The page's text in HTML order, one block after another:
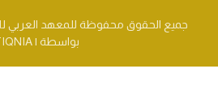
جميع الحقوق محفوظة للمعهد العربي
بواسطة | TIQNIA